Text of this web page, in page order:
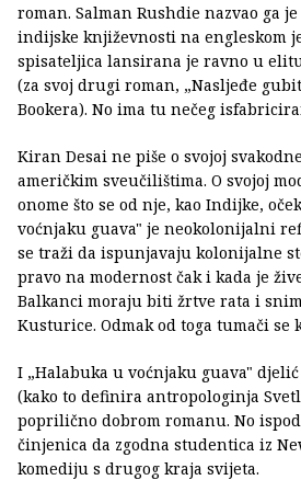
roman. Salman Rushdie nazvao ga
indijske književnosti na engleskom
spisateljica lansirana je ravno u
(za svoj drugi roman, „Nasljeđe
Bookera). No ima tu nečeg
Kiran Desai ne piše o svojoj
američkim sveučilištima. O svojoj
onome što se od nje, kao Indijke,
voćnjaku guava" je neokolonijalni
se traži da ispunjavaju kolonijalne
pravo na modernost čak i kada je
Balkanci moraju biti žrtve rata i
Kusturice. Odmak od toga tumači se
I „Halabuka u voćnjaku guava"
(kako to definira antropologinja
poprilično dobrom romanu. No
činjenica da zgodna studentica iz
komediju s drugog kraja svijeta.